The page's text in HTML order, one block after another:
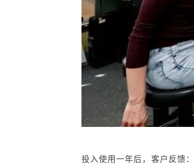
投入使用一年后，客户反馈：